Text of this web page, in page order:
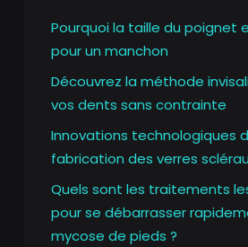
Pourquoi la taille du poignet
pour un manchon
Découvrez la méthode
vos dents sans contrainte
Innovations technologiques
fabrication des verres
Quels sont les traitements
pour se débarrasser
mycose de pieds ?